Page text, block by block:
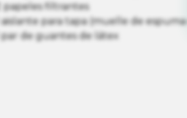
2 papeles filtrantes
1 aislante para tapa (muelle de
1 par de guantes de látex